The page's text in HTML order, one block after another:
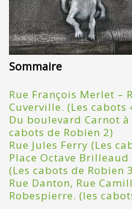
Sommaire
Rue François Merlet –
Cuverville. (Les cabots
Du boulevard Carnot à
cabots de Robien 2)
Rue Jules Ferry (Les
Place Octave
(Les cabots de Robien
Rue Danton, Rue
Robespierre. (les